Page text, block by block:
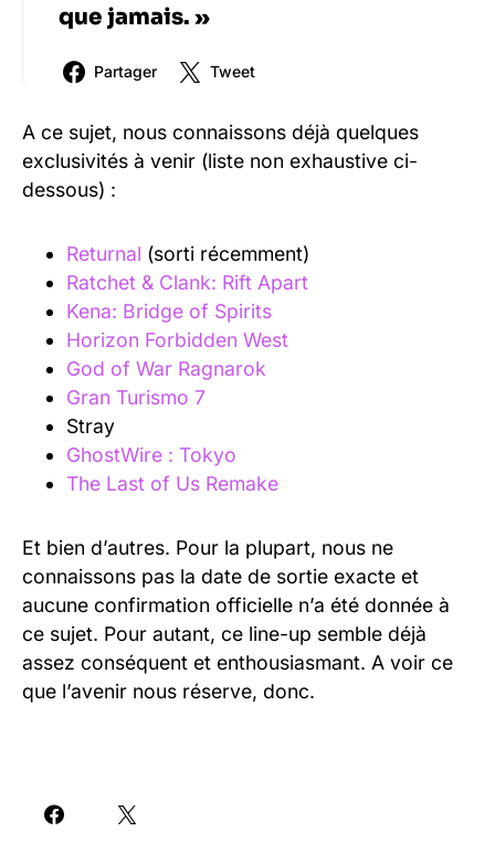
que jamais. »
Partager Tweet
A ce sujet, nous connaissons déjà quelques
exclusivités à venir (liste non exhaustive ci-
dessous) :
Returnal (sorti récemment)
Ratchet & Clank: Rift Apart
Kena: Bridge of Spirits
Horizon Forbidden West
God of War Ragnarok
Gran Turismo 7
Stray
GhostWire : Tokyo
The Last of Us Remake
Et bien d’autres. Pour la plupart, nous ne
connaissons pas la date de sortie exacte et
aucune confirmation officielle n’a été donnée à
ce sujet. Pour autant, ce line-up semble déjà
assez conséquent et enthousiasmant. A voir ce
que l’avenir nous réserve, donc.